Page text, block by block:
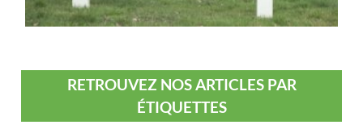
RETROUVEZ NOS ARTICLES PAR
ÉTIQUETTES